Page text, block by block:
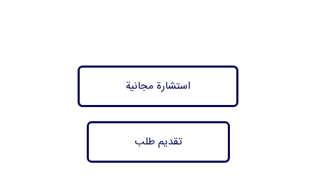
استشارة مجانية
تقديم طلب